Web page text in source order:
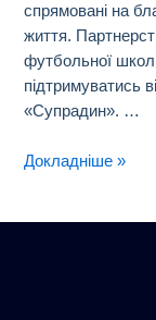
спрямовані на
життя.
футбольної
підтримуватись
«Супрадин». …
Докладніше »